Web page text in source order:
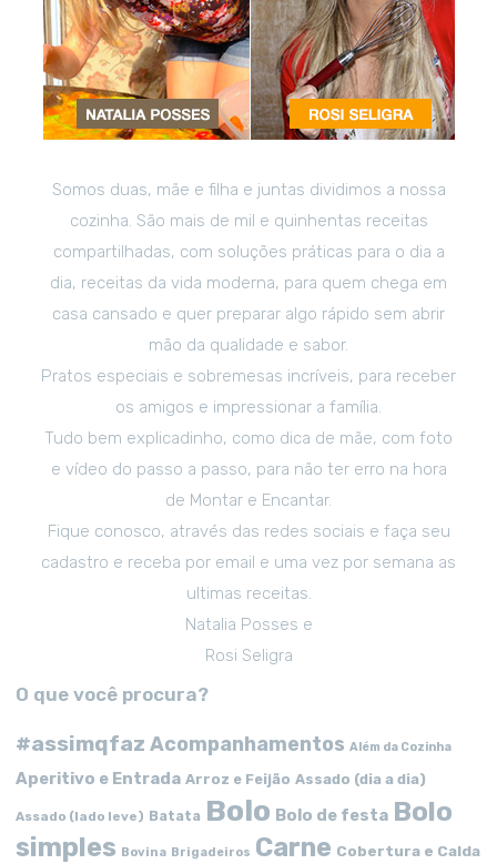
Somos duas, mãe e filha e juntas dividimos a nossa
cozinha. São mais de mil e quinhentas receitas
compartilhadas, com soluções práticas para o dia a
dia, receitas da vida moderna, para quem chega em
casa cansado e quer preparar algo rápido sem abrir
mão da qualidade e sabor.
Pratos especiais e sobremesas incríveis, para receber
os amigos e impressionar a família.
Tudo bem explicadinho, como dica de mãe, com foto
e vídeo do passo a passo, para não ter erro na hora
de Montar e Encantar.
Fique conosco, através das redes sociais e faça seu
cadastro e receba por email e uma vez por semana as
ultimas receitas.
Natalia Posses e
Rosi Seligra
O que você procura?
#assimqfaz Acompanhamentos Além da Cozinha
Aperitivo e Entrada Arroz e Feijão Assado (dia a dia)
Assado (lado leve) Batata Bolo Bolo de festa Bolo
simples Bovina Brigadeiros Carne Cobertura e Calda